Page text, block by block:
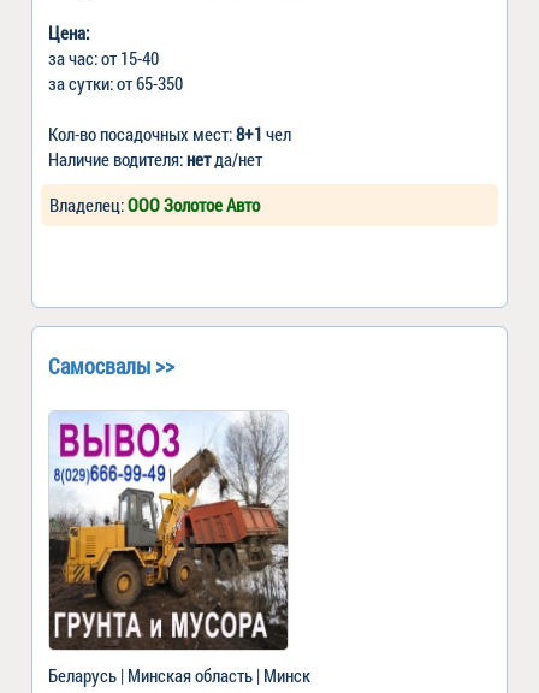
Цена:
за час: от 15-40
за сутки: от 65-350
Кол-во посадочных мест:8+1 чел
Наличие водителя:нетда/нет
Владелец:ООО Золотое Авто
Самосвалы >>
Беларусь | Минская область | Минск